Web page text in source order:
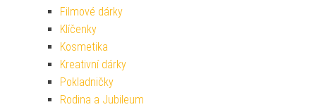
Filmové dárky
Klíčenky
Kosmetika
Kreativní dárky
Pokladničky
Rodina a Jubileum